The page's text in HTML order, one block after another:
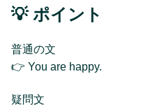
💡 ポイント
普通の文
👉 You are happy.
疑問文